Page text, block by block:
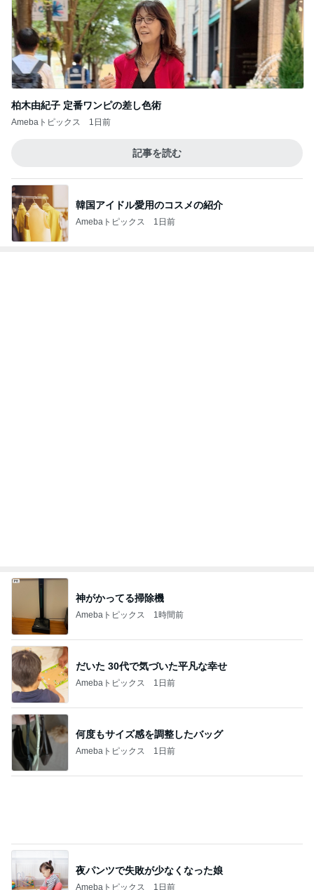
柏木由紀子 定番ワンピの差し色術
Amebaトピックス 1日前
記事を読む
韓国アイドル愛用のコスメの紹介
Amebaトピックス 1日前
神がかってる掃除機
Amebaトピックス 1時間前
だいた 30代で気づいた平凡な幸せ
Amebaトピックス 1日前
何度もサイズ感を調整したバッグ
Amebaトピックス 1日前
夜パンツで失敗が少なくなった娘
Amebaトピックス 1日前